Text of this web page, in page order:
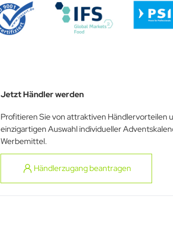
Jetzt Händler werden
Profitieren Sie von attraktiven Händlervorteilen
einzigartigen Auswahl individueller
Werbemittel.
Händlerzugang beantragen